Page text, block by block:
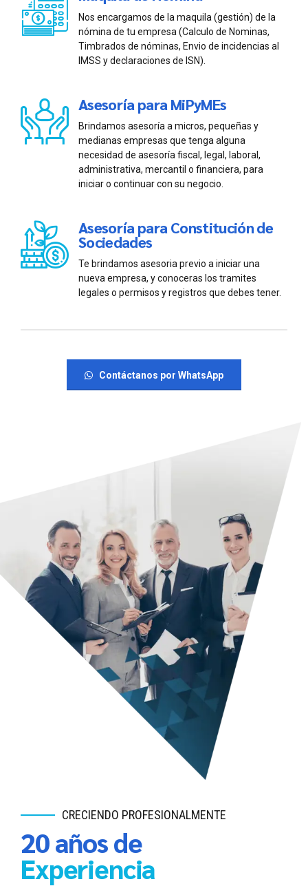
Nos encargamos de la maquila (gestión) de la
nómina de tu empresa (Calculo de Nominas,
Timbrados de nóminas, Envio de incidencias al
IMSS y declaraciones de ISN).
Asesoría para MiPyMEs
Brindamos asesoría a micros, pequeñas y
medianas empresas que tenga alguna
necesidad de asesoría fiscal, legal, laboral,
administrativa, mercantil o financiera, para
iniciar o continuar con su negocio.
Asesoría para Constitución de
Sociedades
Te brindamos asesoria previo a iniciar una
nueva empresa, y conoceras los tramites
legales o permisos y registros que debes tener.
Contáctanos por WhatsApp
CRECIENDO PROFESIONALMENTE
20 años de
Experiencia